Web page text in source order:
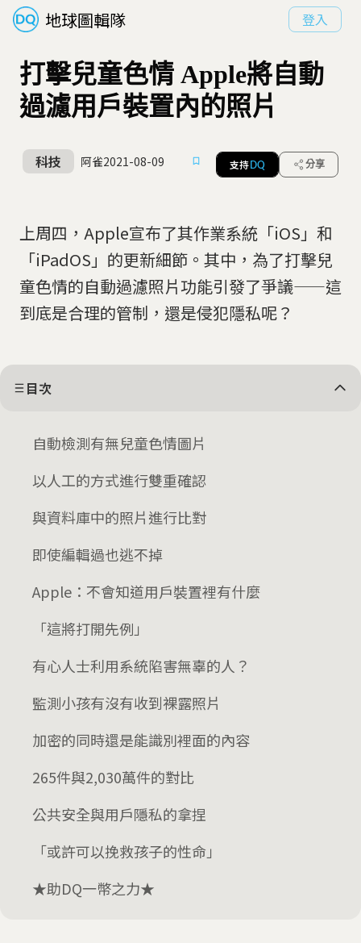
地球圖輯隊 登入
打擊兒童色情 Apple將自動
過濾用戶裝置內的照片
科技 阿雀2021-08-09 支持 DQ 分享
上周四，Apple宣布了其作業系統「iOS」和
「iPadOS」的更新細節。其中，為了打擊兒
童色情的自動過濾照片功能引發了爭議——這
到底是合理的管制，還是侵犯隱私呢？
目次
自動檢測有無兒童色情圖片
以人工的方式進行雙重確認
與資料庫中的照片進行比對
即使編輯過也逃不掉
Apple：不會知道用戶裝置裡有什麼
「這將打開先例」
有心人士利用系統陷害無辜的人？
監測小孩有沒有收到裸露照片
加密的同時還是能識別裡面的內容
265件與2,030萬件的對比
公共安全與用戶隱私的拿捏
「或許可以挽救孩子的性命」
★助DQ一幣之力★